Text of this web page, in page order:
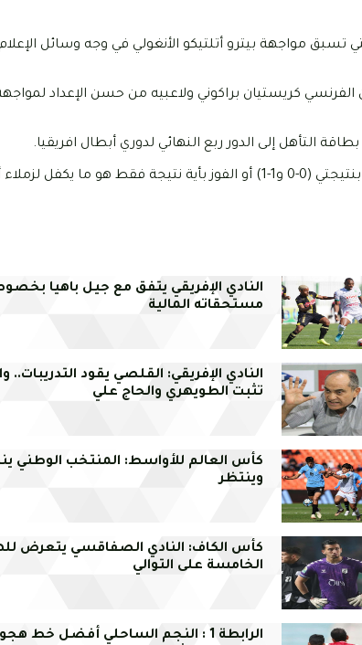
مواجهة بيترو أتلتيكو الأنغولي في وجه وسائل الإعلام
كريستيان براكوني ولاعبيه من حسن الإعداد
التأهل إلى الدور ربع النهائي لدوري أبطال افريقيا.
وسيكون ممثل كرة القدم التونسية أمام خيارات واضحة لتحقيق التأهل فالتعادل بنتيجتي (0-0 و1-1) أو الفوز بأية نتيجة فقط هو
النادي الإفريقي يتفق مع جيل باهيا
مستحقاته المالية
النادي الإفريقي: القلصي يقود التدريبات..
تثبت الطويهري والحاج علي
كأس العالم للأواسط: المنتخب الوطني
وينتظر
كأس الكاف: النادي الصفاقسي يتعرض
الخامسة على التوالي
الرابطة 1 : النجم الساحلي أفضل خط